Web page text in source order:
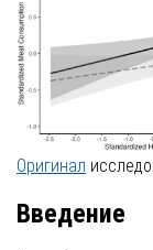
Оригинал
Введение